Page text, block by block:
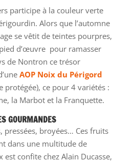
participe à la couleur verte
Alors que l’automne
se vêtit de teintes pourpres,
d’œuvre pour ramasser
de Nontron ce trésor
AOP Noix du Périgord
protégée), ce pour 4 variétés :
la Marbot et la Franquette.
GOURMANDES
pressées, broyées… Ces fruits
dans une multitude de
est confite chez Alain Ducasse,